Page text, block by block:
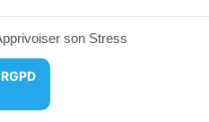
son Stress